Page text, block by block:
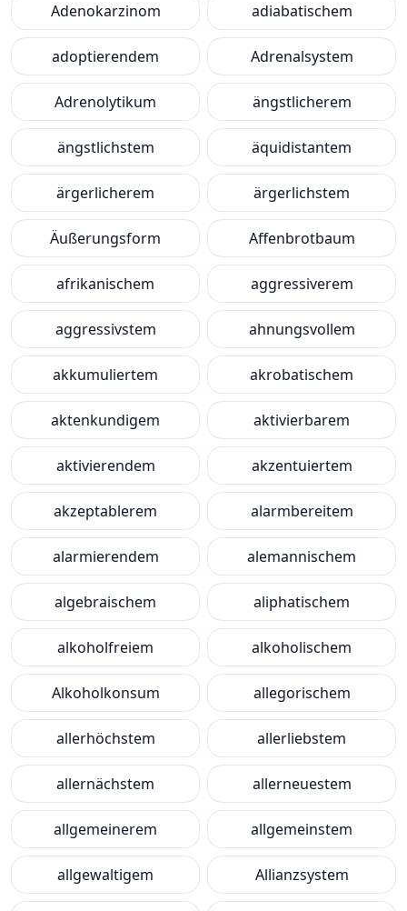
Adenokarzinom adiabatischem
adoptierendem Adrenalsystem
Adrenolytikum ängstlicherem
ängstlichstem äquidistantem
ärgerlicherem ärgerlichstem
Äußerungsform Affenbrotbaum
afrikanischem aggressiverem
aggressivstem ahnungsvollem
akkumuliertem akrobatischem
aktenkundigem aktivierbarem
aktivierendem akzentuiertem
akzeptablerem alarmbereitem
alarmierendem alemannischem
algebraischem aliphatischem
alkoholfreiem alkoholischem
Alkoholkonsum allegorischem
allerhöchstem allerliebstem
allernächstem allerneuestem
allgemeinerem allgemeinstem
allgewaltigem Allianzsystem